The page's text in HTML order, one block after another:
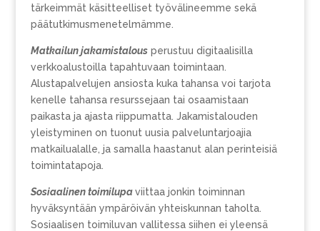
tärkeimmät käsitteelliset työvälineemme sekä
päätutkimusmenetelmämme.
Matkailun jakamistalousperustuu digitaalisilla
verkkoalustoilla tapahtuvaan toimintaan.
Alustapalvelujen ansiosta kuka tahansa voi tarjota
kenelle tahansa resurssejaan tai osaamistaan
paikasta ja ajasta riippumatta. Jakamistalouden
yleistyminen on tuonut uusia palveluntarjoajia
matkailualalle, ja samalla haastanut alan perinteisiä
toimintatapoja.
Sosiaalinen toimilupa viittaa jonkin toiminnan
hyväksyntään ympäröivän yhteiskunnan taholta.
Sosiaalisen toimiluvan vallitessa siihen ei yleensä